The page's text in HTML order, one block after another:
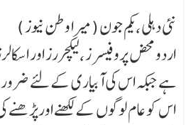
نئی دہلی ،یکم جون (میرا وطن نیوز )
اردو محض پروفیسر ز ،لیکچررز اور
ہے جبکہ اس کی آبیاری کے لئے
اس کو عام لوگوں کے لکھنے اورپڑھنے